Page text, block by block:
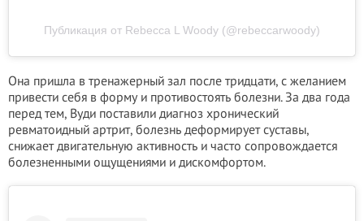
Публикация от Rebecca L Woody (@rebeccarwoody)
Она пришла в тренажерный зал после тридцати, с желанием
привести себя в форму и противостоять болезни. За два года
перед тем, Вуди поставили диагноз хронический
ревматоидный артрит, болезнь деформирует суставы,
снижает двигательную активность и часто сопровождается
болезненными ощущениями и дискомфортом.